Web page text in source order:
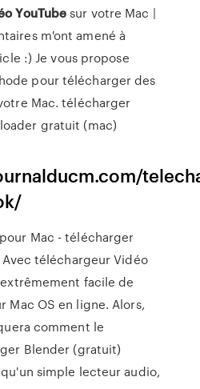
YouTubesur votre Mac |
m'ont amené à
:) Je vous propose
pour télécharger des
Mac. télécharger
gratuit (mac)
Mac - télécharger
téléchargeur Vidéo
facile de
Mac OS en ligne. Alors,
comment le
Blender (gratuit)
simple lecteur audio,